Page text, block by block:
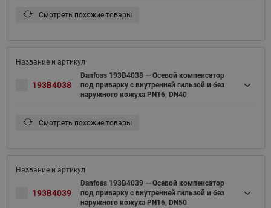
Смотреть похожие товары
193B4038
Danfoss 193B4038 — Осевой компенсатор
под приварку c внутренней гильзой и без
наружного кожуха PN16, DN40
Смотреть похожие товары
193B4039
Danfoss 193B4039 — Осевой компенсатор
под приварку c внутренней гильзой и без
наружного кожуха PN16, DN50